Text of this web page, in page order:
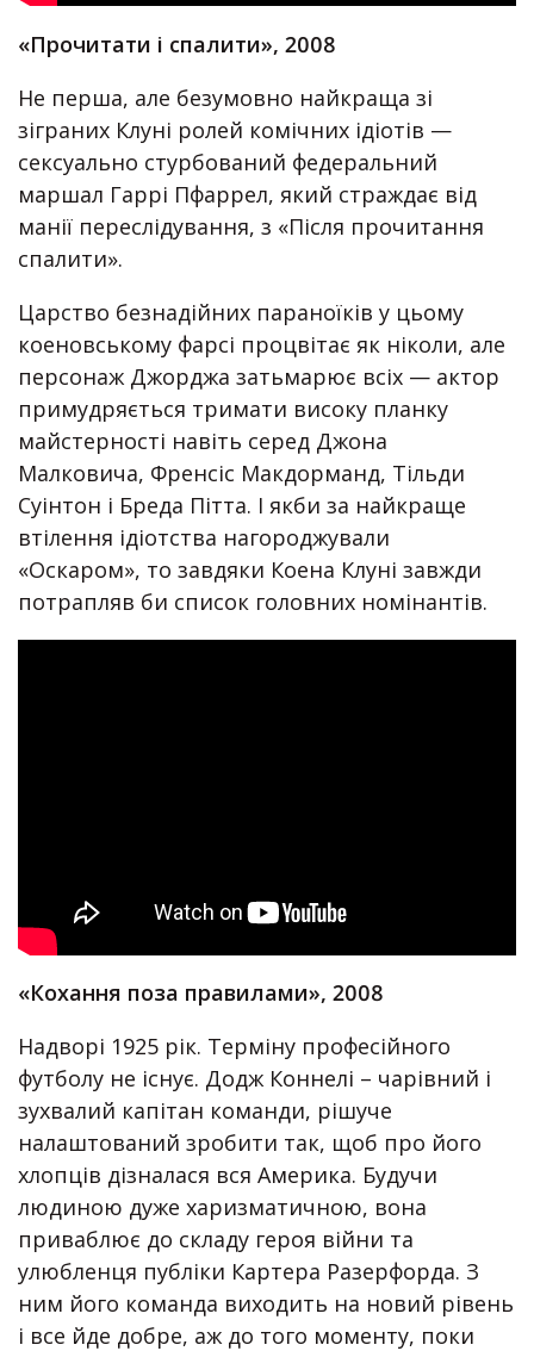
«Прочитати і спалити», 2008
Не перша, але безумовно найкраща зі
зіграних Клуні ролей комічних ідіотів —
сексуально стурбований федеральний
маршал Гаррі Пфаррел, який страждає від
манії переслідування, з «Після прочитання
спалити».
Царство безнадійних параноїків у цьому
коеновському фарсі процвітає як ніколи, але
персонаж Джорджа затьмарює всіх — актор
примудряється тримати високу планку
майстерності навіть серед Джона
Малковича, Френсіс Макдорманд, Тільди
Суінтон і Бреда Пітта. І якби за найкраще
втілення ідіотства нагороджували
«Оскаром», то завдяки Коена Клуні завжди
потрапляв би список головних номінантів.
«Кохання поза правилами», 2008
Надворі 1925 рік. Терміну професійного
футболу не існує. Додж Коннелі – чарівний і
зухвалий капітан команди, рішуче
налаштований зробити так, щоб про його
хлопців дізналася вся Америка. Будучи
людиною дуже харизматичною, вона
приваблює до складу героя війни та
улюбленця публіки Картера Разерфорда. З
ним його команда виходить на новий рівень
і все йде добре, аж до того моменту, поки